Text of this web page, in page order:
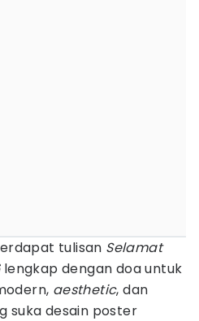
tulisan Selamat
lengkap dengan doa untuk
aesthetic, dan
suka desain poster